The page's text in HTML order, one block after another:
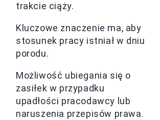
trakcie ciąży.
Kluczowe znaczenie ma, aby
stosunek pracy istniał w dniu
porodu.
Możliwość ubiegania się o
zasiłek w przypadku
upadłości pracodawcy lub
naruszenia przepisów prawa.